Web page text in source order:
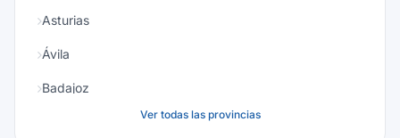
Asturias
Ávila
Badajoz
Ver todas las provincias